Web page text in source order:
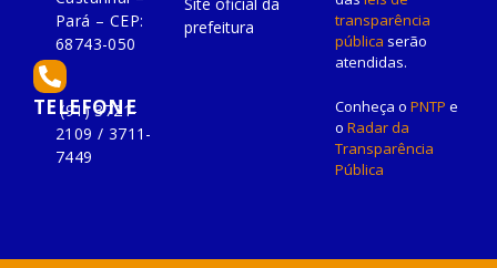
Pará – CEP:
68743-050
TELEFONE
(91) 3721-
2109 / 3711-
7449
prefeitura
transparência
pública serão
atendidas.
Conheça o PNTP e
o Radar da
Transparência
Pública